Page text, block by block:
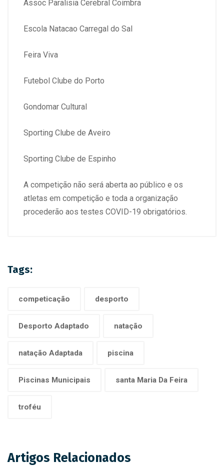
Assoc Paralisia Cerebral Coimbra
Escola Natacao Carregal do Sal
Feira Viva
Futebol Clube do Porto
Gondomar Cultural
Sporting Clube de Aveiro
Sporting Clube de Espinho
A competição não será aberta ao público e os
atletas em competição e toda a organização
procederão aos testes COVID-19 obrigatórios.
Tags:
competicação desporto
Desporto Adaptado natação
natação Adaptada piscina
Piscinas Municipais santa Maria Da Feira
troféu
Artigos Relacionados